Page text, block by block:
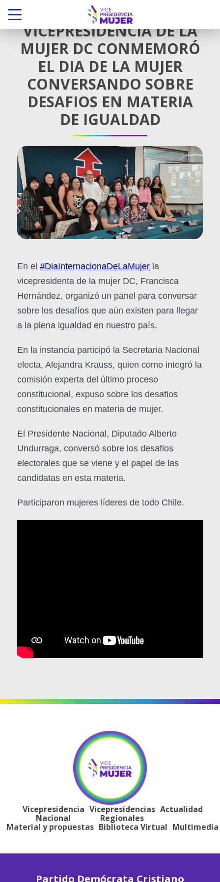
VICEPRESIDENCIA DE LA
MUJER DC CONMEMORÓ
EL DIA DE LA MUJER
CONVERSANDO SOBRE
DESAFIOS EN MATERIA
DE IGUALDAD
En el #DiaInternacionaDeLaMujer la
vicepresidenta de la mujer DC, Francisca
Hernández, organizó un panel para conversar
sobre los desafíos que aún existen para llegar
a la plena igualdad en nuestro país.
En la instancia participó la Secretaria Nacional
electa, Alejandra Krauss, quien como integró la
comisión experta del último proceso
constitucional, expuso sobre los desafios
constitucionales en materia de mujer.
El Presidente Nacional, Diputado Alberto
Undurraga, conversó sobre los desafios
electorales que se viene y el papel de las
candidatas en esta materia.
Participaron mujeres líderes de todo Chile.
Vicepresidencia
Nacional
Vicepresidencias
Regionales
Actualidad
Material y propuestas Biblioteca Virtual Multimedia
Partido Demócrata Cristiano